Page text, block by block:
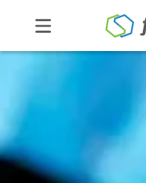
Contacto